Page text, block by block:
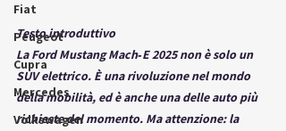
Fiat
Peugeot
Cupra
Mercedes
Volkswagen
Testo introduttivo
La Ford Mustang Mach‑E 2025 non è solo un
SUV elettrico. È una rivoluzione nel mondo
della mobilità, ed è anche una delle auto più
richieste del momento. Ma attenzione: la